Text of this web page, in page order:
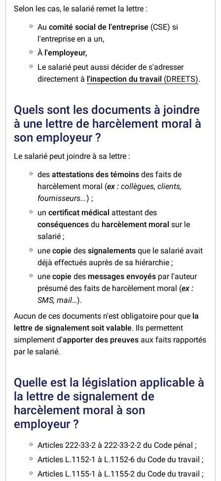
Selon les cas, le salarié remet la lettre :
Aucomité social de l'entreprise (CSE) si
l'entreprise en a un,
À l'employeur,
Le salarié peut aussi décider de s'adresser
directement à l'inspection du travail (DREETS).
Quels sont les documents à joindre
à une lettre de harcèlement moral à
son employeur ?
Le salarié peut joindre à sa lettre :
desattestations des témoinsdes faits de
harcèlement moral (ex :collègues, clients,
fournisseurs...) ;
uncertificat médical attestant des
conséquences du harcèlement moralsur le
salarié ;
une copiedessignalementsque le salarié avait
déjà effectués auprès de sa hiérarchie ;
unecopiedes messages envoyés par l'auteur
présumé des faits de harcèlement moral (ex :
SMS, mail…).
Aucun de ces documents n'est obligatoire pour que la
lettre de signalement soit valable. Ils permettent
simplement d'apporter des preuves aux faits rapportés
par le salarié.
Quelle est la législation applicable à
la lettre de signalement de
harcèlement moral à son
employeur ?
Articles 222-33-2 à 222-33-2-2 du Code pénal ;
Articles L.1152-1 à L.1152-6 du Code du travail ;
Articles L.1155-1 à L.1155-2 du Code du travail ;